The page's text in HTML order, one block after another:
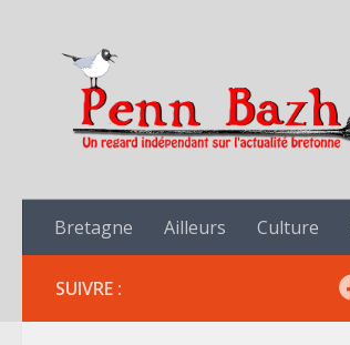
Bretagne Ailleurs Culture
SUIVRE :